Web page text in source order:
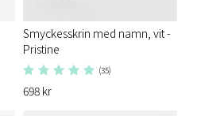
Smyckesskrin med namn, vit -
Pristine
(35)
698 kr